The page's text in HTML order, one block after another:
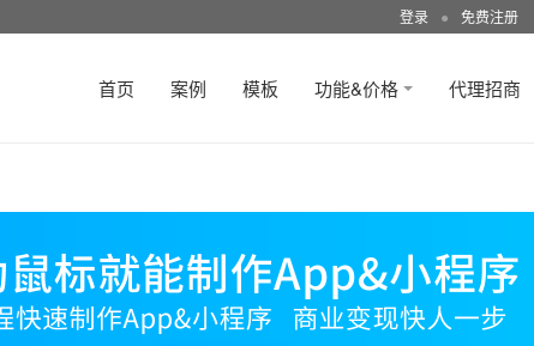
登录 ● 免费注册
首页 案例 模板 功能&价格 代理招商